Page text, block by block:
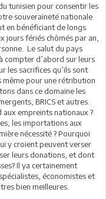
tunisien pour consentir les
souveraineté nationale
en bénéficiant de longs
jours fériés chômés par an,
Le salut du pays
compter d’abord sur leurs
les sacrifices qu’ils sont
même pour une rétribution
dans ce domaine les
BRICS et autres.
empreints nationaux ?
les importations aux
nécessité ? Pourquoi
y croient peuvent verser
leurs donations, et dont
Il ya certainement
économistes et
bien meilleures.